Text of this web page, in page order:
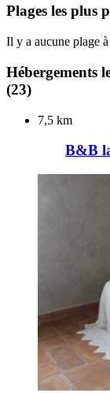
Plages les plus
Il y a aucune plage
Hébergements
(23)
7,5 km
B&B